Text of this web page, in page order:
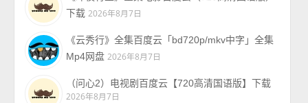
下载 2026年8月7日
《云秀行》全集百度云「bd720p/mkv中字」全集
Mp4网盘 2026年8月7日
（问心2）电视剧百度云【720高清国语版】下载
2026年8月7日